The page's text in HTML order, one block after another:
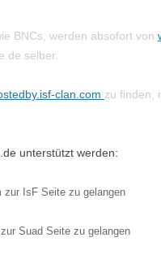
BNCs, werden absofort von
selber.
clan.com zu finden,
unterstützt werden:
zur IsF Seite zu gelangen
Suad Seite zu gelangen